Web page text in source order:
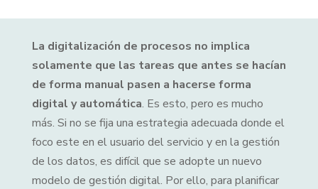
La digitalización de procesos no implica
solamente que las tareas que antes se hacían
de forma manual pasen a hacerse forma
digital y automática. Es esto, pero es mucho
más. Si no se fija una estrategia adecuada donde el
foco este en el usuario del servicio y en la gestión
de los datos, es difícil que se adopte un nuevo
modelo de gestión digital. Por ello, para planificar